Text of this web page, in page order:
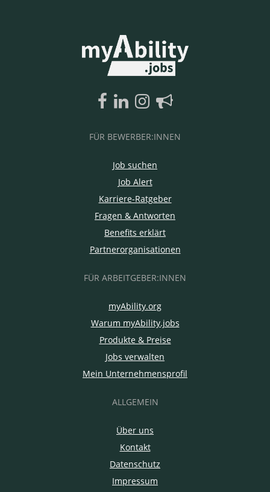
FÜR BEWERBER:INNEN
Job suchen
Job Alert
Karriere-Ratgeber
Fragen & Antworten
Benefits erklärt
Partnerorganisationen
FÜR ARBEITGEBER:INNEN
myAbility.org
Warum myAbility.jobs
Produkte & Preise
Jobs verwalten
Mein Unternehmensprofil
ALLGEMEIN
Über uns
Kontakt
Datenschutz
Impressum